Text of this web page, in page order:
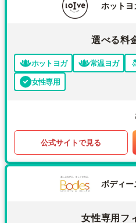
ホットヨ
選べる料
ホットヨガ 常温ヨガ
女性専用
公式サイトで見る
ボディー
女性専用フ